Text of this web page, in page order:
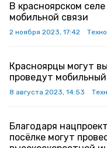
В красноярском
мобильной связи
2 ноября 2023, 17:42
Красноярцы могут
проведут
8 августа 2023, 14:53
Благодаря
посёлке могут